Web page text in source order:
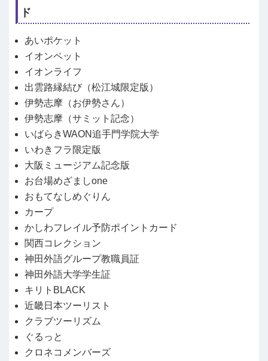
ド
あいポケット
イオンペット
イオンライフ
出雲路縁結び（松江城限定版）
伊勢志摩（お伊勢さん）
伊勢志摩（サミット記念）
いばらきWAON追手門学院大学
いわきフラ限定版
大阪ミュージアム記念版
お台場めざましone
おもてなしめぐりん
カープ
かしわフレイル予防ポイントカード
関西コレクション
神田外語グループ教職員証
神田外語大学学生証
キリトBLACK
近畿日本ツーリスト
クラブツーリズム
ぐるっと
クロネコメンバーズ